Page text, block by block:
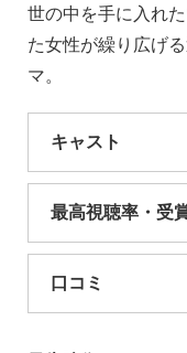
世の中を手に入れ
た女性が繰り広げ
マ。
キャスト
最高視聴率・受
口コミ